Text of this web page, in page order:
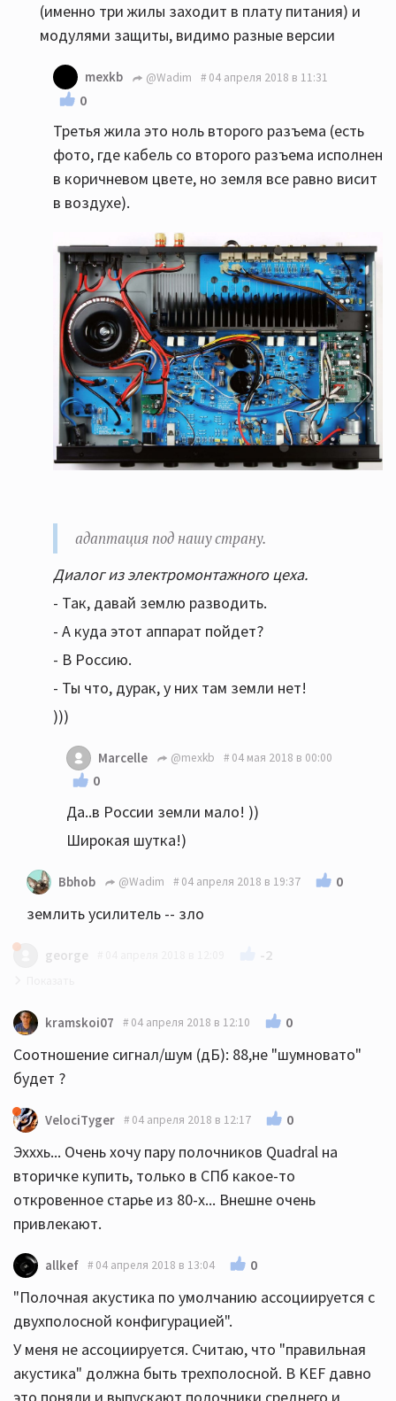
(именно три жилы заходит в плату питания) и
модулями защиты, видимо разные версии
mexkb @Wadim 04 апреля 2018 в 11:31
0
Третья жила это ноль второго разъема (есть
фото, где кабель со второго разъема исполнен
в коричневом цвете, но земля все равно висит
в воздухе).
адаптация под нашу страну.
Диалог из электромонтажного цеха.
- Так, давай землю разводить.
- А куда этот аппарат пойдет?
- В Россию.
- Ты что, дурак, у них там земли нет!
)))
Marcelle @mexkb 04 мая 2018 в 00:00
0
Да..в России земли мало! ))
Широкая шутка!)
Bbhob @Wadim 04 апреля 2018 в 19:37 0
землить усилитель -- зло
george -2
Теперь Максим сравните их с приличными
активными мониторами,типа Hedd Type 20,они
конечно 3х-полосые,но есть существенная разница-
на каждую полосу частот работает свой отдельный
усилитель мощности=300вт. Им точно не нужен
сабвуфер.. Я просто слушал их.. Да и стоит
ленточный твиттер в последней модификации.. Мне
интересно просто,смогу ли я ВАС уговорить,их
протестить?? В Москве их уже продают..
kramskoi07 04 апреля 2018 в 12:10 0
Соотношение сигнал/шум (дБ): 88,не "шумновато"
будет ?
VelociTyger 04 апреля 2018 в 12:17 0
Эхххь... Очень хочу пару полочников Quadral на
вторичке купить, только в СПб какое-то
откровенное старье из 80-х... Внешне очень
привлекают.
allkef 04 апреля 2018 в 13:04 0
"Полочная акустика по умолчанию ассоциируется с
двухполосной конфигурацией".
У меня не ассоциируется. Считаю, что "правильная
акустика" должна быть трехполосной. В KEF давно
это поняли и выпускают полочники среднего и